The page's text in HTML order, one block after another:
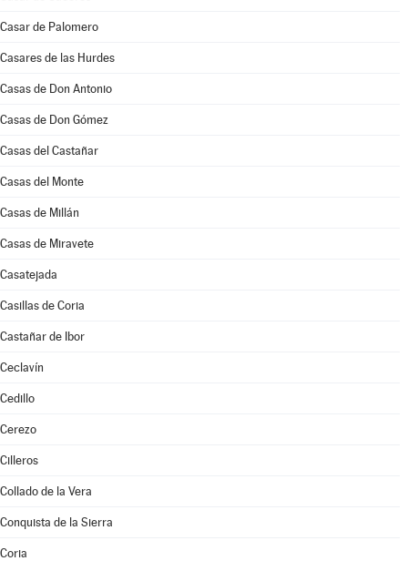
Casar de Palomero
Casares de las Hurdes
Casas de Don Antonio
Casas de Don Gómez
Casas del Castañar
Casas del Monte
Casas de Millán
Casas de Miravete
Casatejada
Casillas de Coria
Castañar de Ibor
Ceclavín
Cedillo
Cerezo
Cilleros
Collado de la Vera
Conquista de la Sierra
Coria